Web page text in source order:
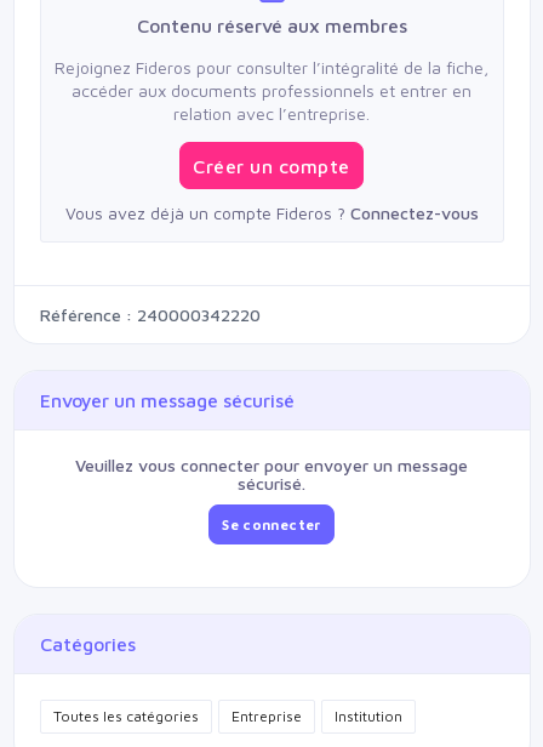
Contenu réservé aux membres
Rejoignez Fideros pour consulter l’intégralité de la fiche,
accéder aux documents professionnels et entrer en
relation avec l’entreprise.
Créer un compte
Vous avez déjà un compte Fideros ? Connectez-vous
Référence : 240000342220
Envoyer un message sécurisé
Veuillez vous connecter pour envoyer un message
sécurisé.
Se connecter
Catégories
Toutes les catégories Entreprise Institution